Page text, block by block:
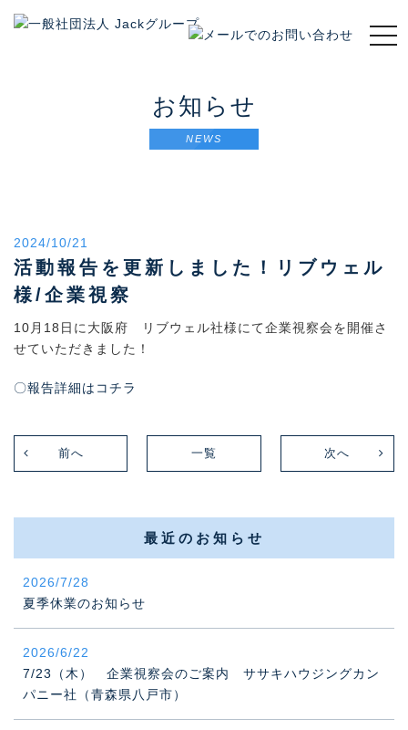
t
t
n
お知らせ
NEWS
2024/10/21
活動報告を更新しました！リブウェル
様/企業視察
10月18日に大阪府 リブウェル社様にて企業視察会を開催さ
せていただきました！
〇報告詳細はコチラ
前へ 次へ
一覧
最近のお知らせ
2026/7/28
夏季休業のお知らせ
2026/6/22
7/23（木） 企業視察会のご案内 ササキハウジングカン
パニー社（青森県八戸市）